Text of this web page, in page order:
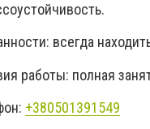
всегда
работы: полная
+380501391549